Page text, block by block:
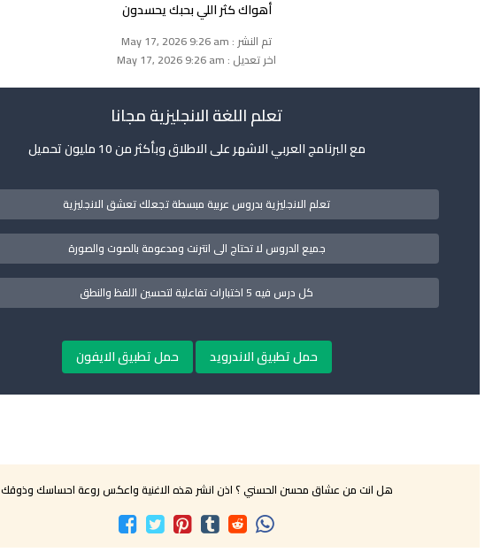
أهواك كثر اللي بحبك يحسدون
تم النشر : May 17, 2026 9:26 am
اخر تعديل : May 17, 2026 9:26 am
تعلم اللغة الانجليزية مجانا
مع البرنامج العربي الاشهر على الاطلاق وبأكثر من 10 مليون تحميل
تعلم الانجليزية بدروس عربية مبسطة تجعلك تعشق الانجليزية
جميع الدروس لا تحتاج الى انترنت ومدعومة بالصوت والصورة
كل درس فيه 5 اختبارات تفاعلية لتحسين اللفظ والنطق
حمل تطبيق الاندرويد حمل تطبيق الايفون
هل انت من عشاق محسن الحسني ؟ اذن انشر هذه الاغنية واعكس روعة احساسك وذوقك